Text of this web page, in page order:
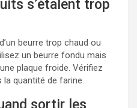
s’étalent trop
beurre trop chaud ou
un beurre fondu mais
plaque froide. Vérifiez
quantité de farine.